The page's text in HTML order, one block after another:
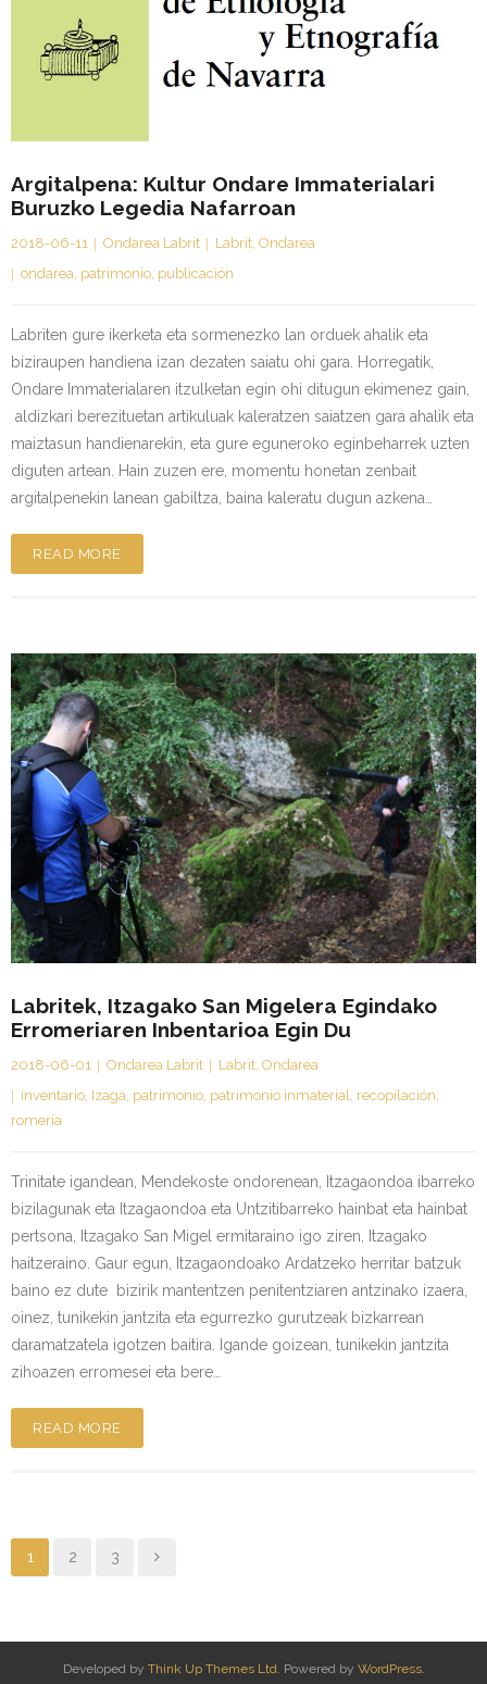
Argitalpena: Kultur Ondare Immaterialari
Buruzko Legedia Nafarroan
2018-06-11 Ondarea Labrit Labrit, Ondarea
ondarea, patrimonio, publicación
Labriten gure ikerketa eta sormenezko lan orduek ahalik eta
biziraupen handiena izan dezaten saiatu ohi gara. Horregatik,
Ondare Immaterialaren itzulketan egin ohi ditugun ekimenez gain,
aldizkari berezituetan artikuluak kaleratzen saiatzen gara ahalik eta
maiztasun handienarekin, eta gure eguneroko eginbeharrek uzten
diguten artean. Hain zuzen ere, momentu honetan zenbait
argitalpenekin lanean gabiltza, baina kaleratu dugun azkena…
READ MORE
Labritek, Itzagako San Migelera Egindako
Erromeriaren Inbentarioa Egin Du
2018-06-01 Ondarea Labrit Labrit, Ondarea
inventario, Izaga, patrimonio, patrimonio inmaterial, recopilación,
romería
Trinitate igandean, Mendekoste ondorenean, Itzagaondoa ibarreko
bizilagunak eta Itzagaondoa eta Untzitibarreko hainbat eta hainbat
pertsona, Itzagako San Migel ermitaraino igo ziren, Itzagako
haitzeraino. Gaur egun, Itzagaondoako Ardatzeko herritar batzuk
baino ez dute bizirik mantentzen penitentziaren antzinako izaera,
oinez, tunikekin jantzita eta egurrezko gurutzeak bizkarrean
daramatzatela igotzen baitira. Igande goizean, tunikekin jantzita
zihoazen erromesei eta bere…
READ MORE
1 2 3
Developed by Think Up Themes Ltd. Powered by WordPress.